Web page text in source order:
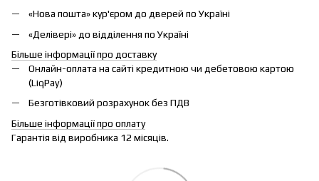
«Нова пошта» кур'єром до дверей по Україні
«Делівері» до відділення по Україні
Більше інформації про доставку
Онлайн-оплата на сайті кредитною чи дебетовою картою
(LiqPay)
Безготівковий розрахунок без ПДВ
Більше інформації про оплату
Гарантія від виробника 12 місяців.